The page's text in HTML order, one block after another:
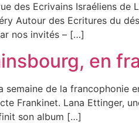
des Ecrivains Israéliens de
Autour des Ecritures du
nos invités – […]
en
de la francophonie
Frankinet. Lana Ettinger,
son album […]